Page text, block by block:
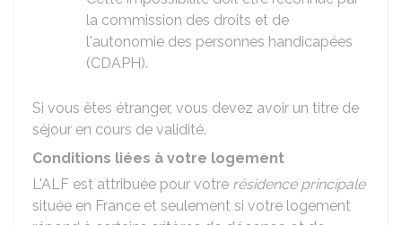
la commission des droits et de
l'autonomie des personnes handicapées
(CDAPH).
Si vous êtes étranger, vous devez avoir un titre de
séjour en cours de validité.
Conditions liées à votre logement
L'ALF est attribuée pour votre résidence principale
située en France et seulement si votre logement